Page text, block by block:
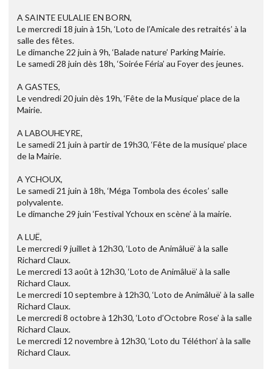
A SAINTE EULALIE EN BORN,
Le mercredi 18 juin à 15h, ‘Loto de l’Amicale des retraités’ à la
salle des fêtes.
Le dimanche 22 juin à 9h, ‘Balade nature’ Parking Mairie.
Le samedi 28 juin dès 18h, ‘Soirée Féria’ au Foyer des jeunes.
A GASTES,
Le vendredi 20 juin dès 19h, ‘Fête de la Musique’ place de la
Mairie.
A LABOUHEYRE,
Le samedi 21 juin à partir de 19h30, ‘Fête de la musique’ place
de la Mairie.
A YCHOUX,
Le samedi 21 juin à 18h, ‘Méga Tombola des écoles’ salle
polyvalente.
Le dimanche 29 juin ‘Festival Ychoux en scène’ à la mairie.
A LUË,
Le mercredi 9 juillet à 12h30, ‘Loto de Animâluë’ à la salle
Richard Claux.
Le mercredi 13 août à 12h30, ‘Loto de Animâluë’ à la salle
Richard Claux.
Le mercredi 10 septembre à 12h30, ‘Loto de Animâluë’ à la salle
Richard Claux.
Le mercredi 8 octobre à 12h30, ‘Loto d’Octobre Rose’ à la salle
Richard Claux.
Le mercredi 12 novembre à 12h30, ‘Loto du Téléthon’ à la salle
Richard Claux.